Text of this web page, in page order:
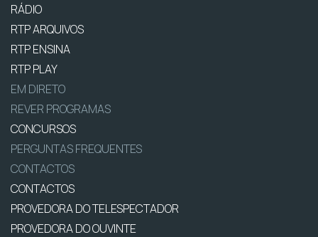
RÁDIO
RTP ARQUIVOS
RTP ENSINA
RTP PLAY
EM DIRETO
REVER PROGRAMAS
CONCURSOS
PERGUNTAS FREQUENTES
CONTACTOS
CONTACTOS
PROVEDORA DO TELESPECTADOR
PROVEDORA DO OUVINTE